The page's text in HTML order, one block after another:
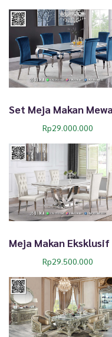
Rp29.000.000
Rp29.500.000